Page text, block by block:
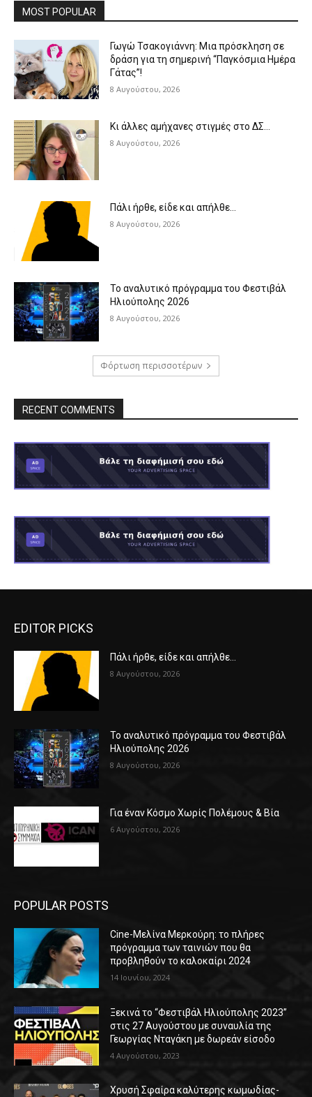
MOST POPULAR
Γωγώ Τσακογιάννη: Μια πρόσκληση σε
δράση για τη σημερινή “Παγκόσμια Ημέρα
Γάτας”!
8 Αυγούστου, 2026
Κι άλλες αμήχανες στιγμές στο ΔΣ…
8 Αυγούστου, 2026
Πάλι ήρθε, είδε και απήλθε…
8 Αυγούστου, 2026
Το αναλυτικό πρόγραμμα του Φεστιβάλ
Ηλιούπολης 2026
8 Αυγούστου, 2026
Φόρτωση περισσοτέρων
RECENT COMMENTS
EDITOR PICKS
Πάλι ήρθε, είδε και απήλθε…
8 Αυγούστου, 2026
Το αναλυτικό πρόγραμμα του Φεστιβάλ
Ηλιούπολης 2026
8 Αυγούστου, 2026
Για έναν Κόσμο Χωρίς Πολέμους & Βία
6 Αυγούστου, 2026
POPULAR POSTS
Cine-Μελίνα Μερκούρη: το πλήρες
πρόγραμμα των ταινιών που θα
προβληθούν το καλοκαίρι 2024
14 Ιουνίου, 2024
Ξεκινά το “Φεστιβάλ Ηλιούπολης 2023”
στις 27 Αυγούστου με συναυλία της
Γεωργίας Νταγάκη με δωρεάν είσοδο
4 Αυγούστου, 2023
Χρυσή Σφαίρα καλύτερης κωμωδίας-